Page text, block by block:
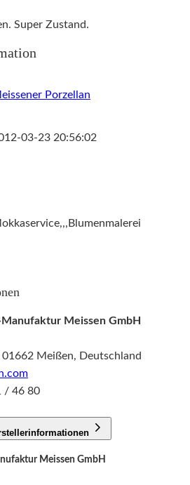
Super Zustand.
Porzellan
03-23 20:56:02
Meissen GmbH
01662 Meißen, Deutschland
/ 46 80
Meissen GmbH